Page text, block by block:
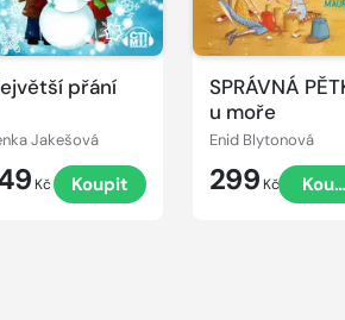
přání
Jakešová
Kč Koupit
SPRÁVNÁ
u moře
Enid Blytonová
299 Kč